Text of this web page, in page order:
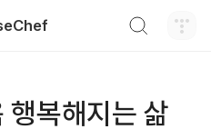
행복해지는 삶